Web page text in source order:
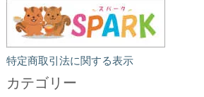
特定商取引法に関する表示
カテゴリー